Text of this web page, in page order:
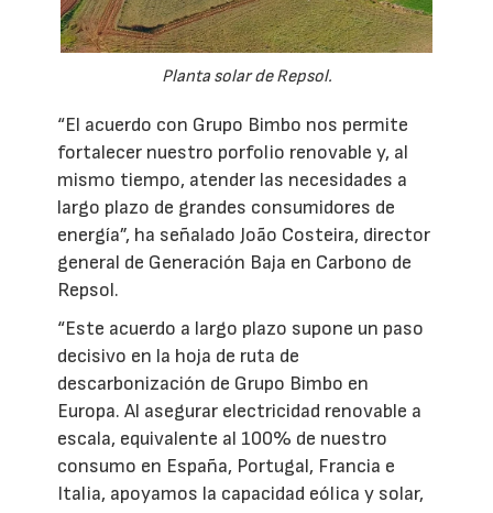
Planta solar de Repsol.
“El acuerdo con Grupo Bimbo nos permite
fortalecer nuestro porfolio renovable y, al
mismo tiempo, atender las necesidades a
largo plazo de grandes consumidores de
energía”, ha señalado João Costeira, director
general de Generación Baja en Carbono de
Repsol.
“Este acuerdo a largo plazo supone un paso
decisivo en la hoja de ruta de
descarbonización de Grupo Bimbo en
Europa. Al asegurar electricidad renovable a
escala, equivalente al 100% de nuestro
consumo en España, Portugal, Francia e
Italia, apoyamos la capacidad eólica y solar,